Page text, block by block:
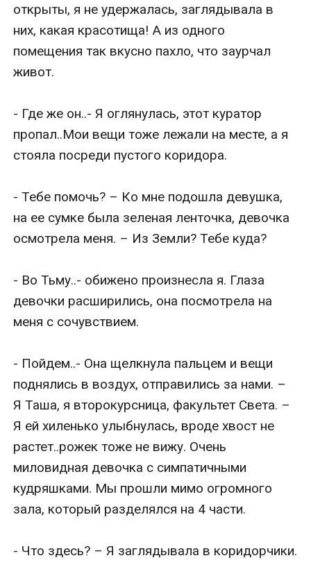
открыты, я не удержалась, заглядывала в
них, какая красотища! А из одного
помещения так вкусно пахло, что заурчал
живот.
- Где же он..- Я оглянулась, этот куратор
пропал..Мои вещи тоже лежали на месте, а я
стояла посреди пустого коридора.
- Тебе помочь? – Ко мне подошла девушка,
на ее сумке была зеленая ленточка, девочка
осмотрела меня. – Из Земли? Тебе куда?
- Во Тьму..- обижено произнесла я. Глаза
девочки расширились, она посмотрела на
меня с сочувствием.
- Пойдем..- Она щелкнула пальцем и вещи
поднялись в воздух, отправились за нами. –
Я Таша, я второкурсница, факультет Света. –
Я ей хиленько улыбнулась, вроде хвост не
растет..рожек тоже не вижу. Очень
миловидная девочка с симпатичными
кудряшками. Мы прошли мимо огромного
зала, который разделялся на 4 части.
- Что здесь? – Я заглядывала в коридорчики.